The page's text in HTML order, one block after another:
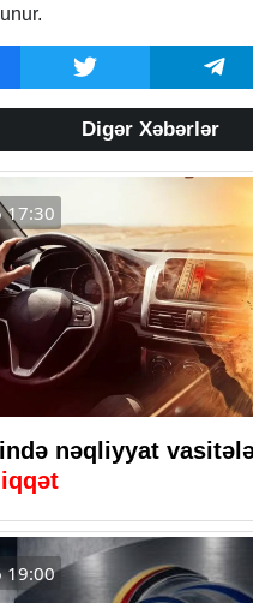
Digər Xəbərlər
17:30
nəqliyyat
19:00